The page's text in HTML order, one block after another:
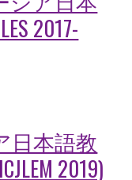
2017-
日本語教
2019)